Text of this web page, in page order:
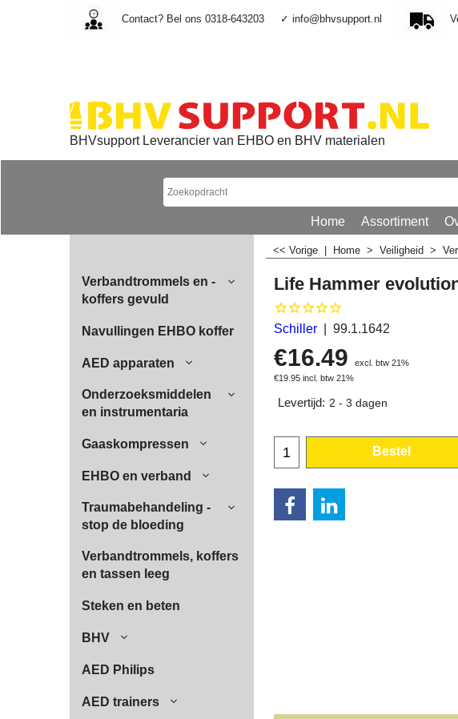
Contact? Bel ons 0318-643203 ✓ info@bhvsupport.nl
BHVsupport Leverancier van EHBO en BHV materialen
Home Assortiment
Verbandtrommels en -
koffers gevuld
Navullingen EHBO koffer
AED apparaten
Onderzoeksmiddelen
en instrumentaria
Gaaskompressen
EHBO en verband
Traumabehandeling -
stop de bloeding
Verbandtrommels, koffers
en tassen leeg
Steken en beten
BHV
AED Philips
AED trainers
<< Vorige Home > Veiligheid >
Life Hammer
Schiller 99.1.1642
€16.49
excl. btw 21%
€19.95 incl. btw 21%
Levertijd: 2 - 3 dagen
Bestel